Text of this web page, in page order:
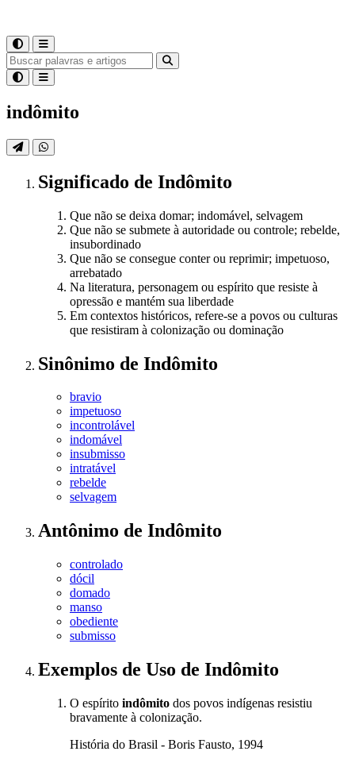
indômito
Significado de Indômito
Que não se deixa domar; indomável, selvagem
Que não se submete à autoridade ou controle; rebelde,
insubordinado
Que não se consegue conter ou reprimir; impetuoso,
arrebatado
Na literatura, personagem ou espírito que resiste à
opressão e mantém sua liberdade
Em contextos históricos, refere-se a povos ou culturas
que resistiram à colonização ou dominação
Sinônimo de Indômito
bravio
impetuoso
incontrolável
indomável
insubmisso
intratável
rebelde
selvagem
Antônimo de Indômito
controlado
dócil
domado
manso
obediente
submisso
Exemplos de Uso de Indômito
O espírito indômito dos povos indígenas resistiu
bravamente à colonização.
História do Brasil - Boris Fausto, 1994